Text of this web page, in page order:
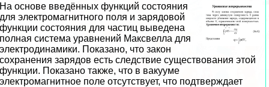
На основе введённых функций состояния
для электромагнитного поля и зарядовой
функции состояния для частиц выведена
полная система уравнений Максвелла для
электродинамики. Показано, что закон
сохранения зарядов есть следствие существования этой
функции. Показано также, что в вакууме
электромагнитное поле отсутствует, что подтверждает